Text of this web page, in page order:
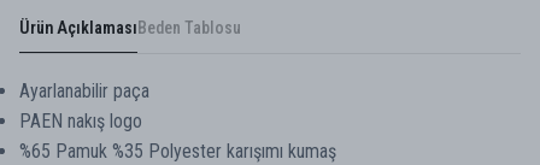
Ürün AçıklamasıBeden Tablosu
Ayarlanabilir paça
PAEN nakış logo
%65 Pamuk %35 Polyester karışımı kumaş